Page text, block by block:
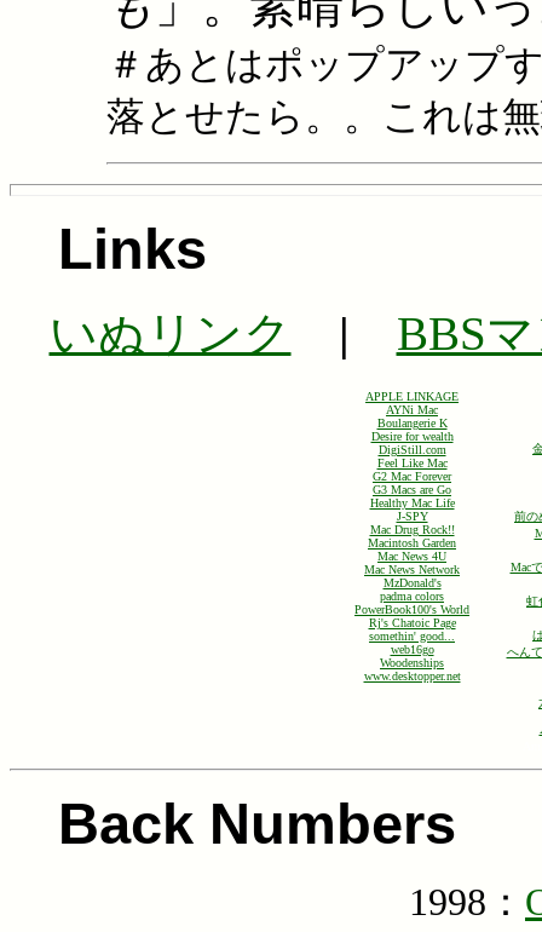
＃あとはポップアップ
落とせたら。。これは
Links
いぬリンク | BBS
APPLE LINKAGE
AYNi Mac
Boulangerie K
Desire for wealth
DigiStill.com
Feel Like Mac
G2 Mac Forever
G3 Macs are Go
Healthy Mac Life
J-SPY
Mac Drug Rock!!
Macintosh Garden
Mac News 4U
Mac News Network
MzDonald's
padma colors
PowerBook100's World
Rj's Chatoic Page
somethin' good...
web16go
Woodenships
www.desktopper.net
前の
Mac
虹
へん
Back Numbers
1998：